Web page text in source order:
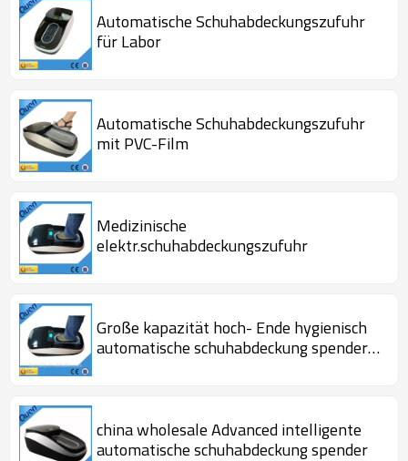
Automatische Schuhabdeckungszufuhr
für Labor
Automatische Schuhabdeckungszufuhr
mit PVC-Film
Medizinische
elektr.schuhabdeckungszufuhr
Große kapazität hoch- Ende hygienisch
automatische schuhabdeckung spender
china wholesale Advanced intelligente
automatische schuhabdeckung spender